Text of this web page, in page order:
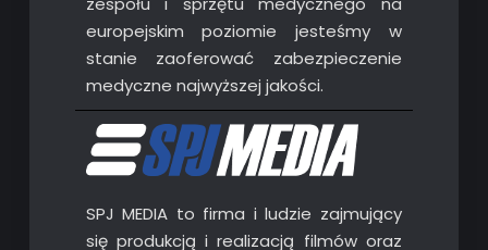
europejskim poziomie jesteśmy w
stanie zaoferować zabezpieczenie
medyczne najwyższej jakości.
SPJ MEDIA to firma i ludzie zajmujący
się produkcją i realizacją filmów oraz